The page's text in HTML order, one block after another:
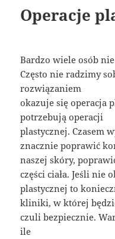
Operacje
Bardzo wiele osób
Często nie radzimy
rozwiązaniem
okazuje się operacja
potrzebują operacji
plastycznej. Czasem
znacznie poprawić
naszej skóry,
części ciała. Jeśli nie
plastycznej to
kliniki, w której
czuli bezpiecznie.
ile